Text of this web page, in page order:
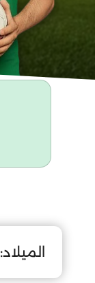
الميلاد: